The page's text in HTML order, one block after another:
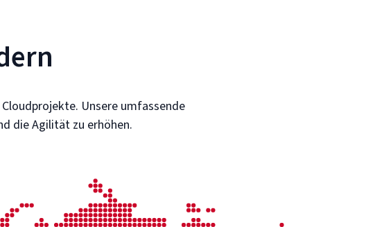
Unsere umfassende
die Agilität zu erhöhen.